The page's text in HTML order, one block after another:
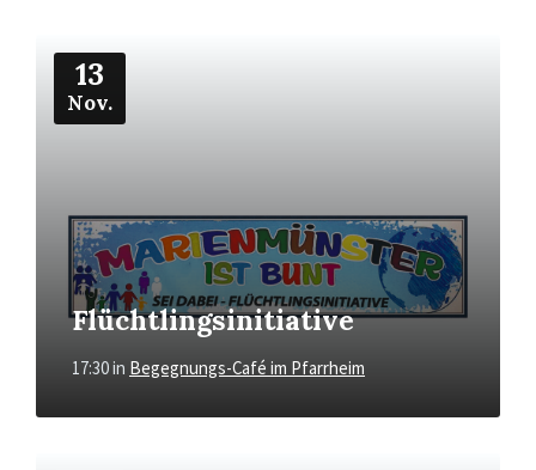
13
Nov.
Flüchtlingsinitiative
17:30in Begegnungs-Café im Pfarrheim